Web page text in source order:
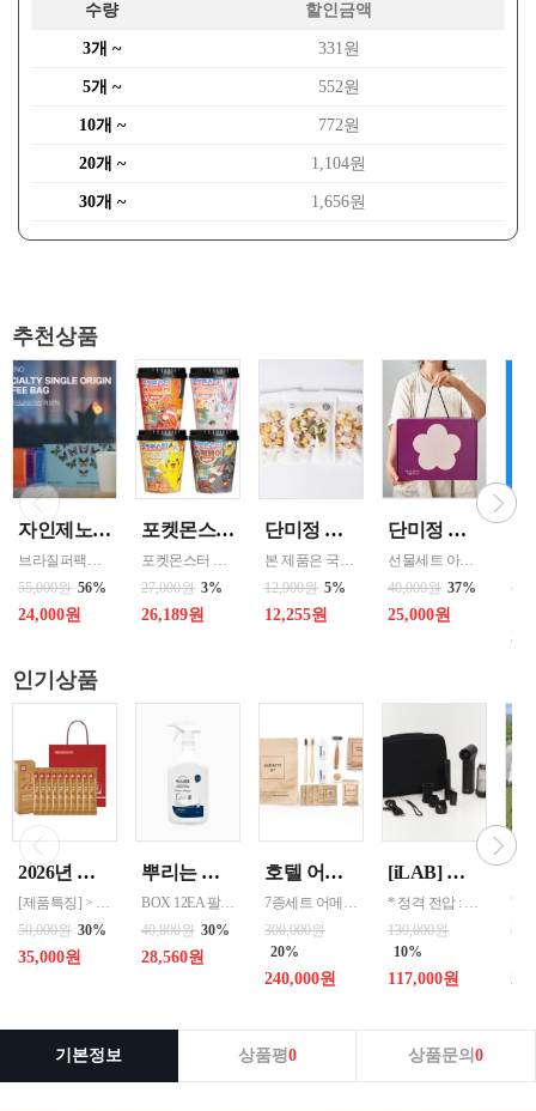
수량 할인금액
3개 ~ 331원
5개 ~ 552원
10개 ~ 772원
20개 ~ 1,104원
30개 ~ 1,656원
추천상품
자인제노 3종 21입 싱글 로스팅 커피백 13ml 고용량 1케이스 단위 판매
55,000원 56%
24,000원
포켓몬스터 컵떡볶이 115g 4가지맛 8통씩 한박스 발송
27,000원 3%
26,189원
단미정 행복을 담은 떡국떡 500g 파우치 1팩 국산 3종류중 선택 1
12,900원 5%
12,255원
단미정 국산 떡 6종 총 10개 개별포장 * 2세트
선물세트 아이스 냉동포장지원
40,000원 37%
25,000원
인기상품
2026년 설명절 선물세트 [정관장] 홍삼기보데일리스틱 10ml*10포
[제품특징] > 120여 년 노하우로 재배된 6년근 홍과 제조기술로 추출 > 100% 계약재배를 통한 6년근 인삼 > 430여 가지의까다로운 품질 검사 > 액상형 농축액으로 음용이 쉬움 [제품성분] > 덱스트린, 정제수, 홍삼농축액(6년근, 고형분 64%, 홍삼성분 70mg/g 이상, 국산) 6.5%, 녹용추출액(뉴질랜드산), 식물혼합농축액(작약
50,000원 30%
35,000원
뿌리는 락스세제(욕실용) 1,000ml 12개 한박스단위 판매
BOX 12EA 팔레트 0.0123 원산지 한국 BARCODE 8809367760815
40,800원 30%
28,560원
호텔 어메니티 여행용 세면도구 50세트 대박스로만 판매 친환경 트레블세트 해외여행준비물 여행세트 일회용세면도구 어메니티세트
7종세트 어메니티 단체
300,000원
20%
240,000원
[iLAB] 아이랩 윈드 블라스터 에어건 iLAB-WBT 140,000RPM > 새틴블랙 > 크림화이트 선택 1
* 정격 전압 : 5V 2A * 소비 전력 : 30W * 최대 출력 : 200W(max) * 배터리 용량 : 4,000mAh x 2 (병렬) * 사용 시간 : 최저속도 약 120분 / 최고속도 약 12분 * 완충 시간 : 약 3시간 * 풍속 : 최대 22m/s, 최소 6m/s * 모터 스피드 : 140,000 RPM * 흡입력 : 8000 Pa * 규격 :
130,000원
10%
117,000원
기본정보 상품평0 상품문의0